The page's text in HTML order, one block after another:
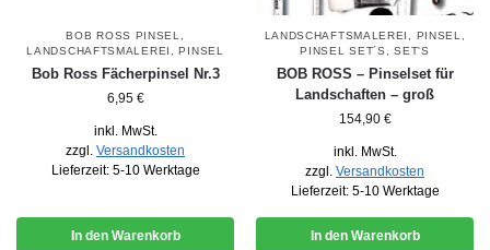
BOB ROSS PINSEL
LANDSCHAFTSMALEREI
,PINSEL
Bob Ross Fächerpinsel Nr.3
6,95 €
inkl. MwSt.
zzgl. Versandkosten
Lieferzeit: 5-10 Werktage
In den Warenkorb
LANDSCHAFTSMALEREI PINSEL
PINSEL SET´S
,SET'S
BOB ROSS – Pinselset für
Landschaften – groß
154,90 €
inkl. MwSt.
zzgl. Versandkosten
Lieferzeit: 5-10 Werktage
In den Warenkorb